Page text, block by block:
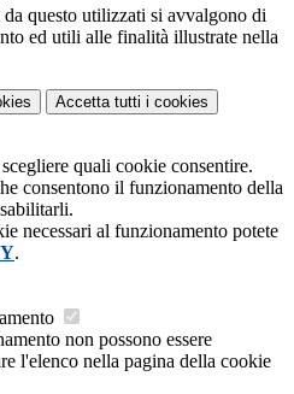
questo utilizzati si avvalgono di
ed utili alle finalità illustrate nella
Accetta tutti i cookies
quali cookie consentire.
consentono il funzionamento della
necessari al funzionamento potete
.
non possono essere
l'elenco nella pagina della cookie